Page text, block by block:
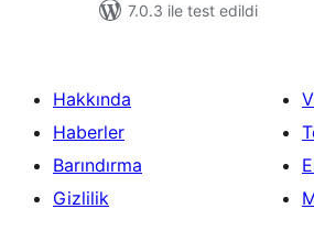
7.0.3 ile test edildi
Hakkında
Haberler
Barındırma
Gizlilik